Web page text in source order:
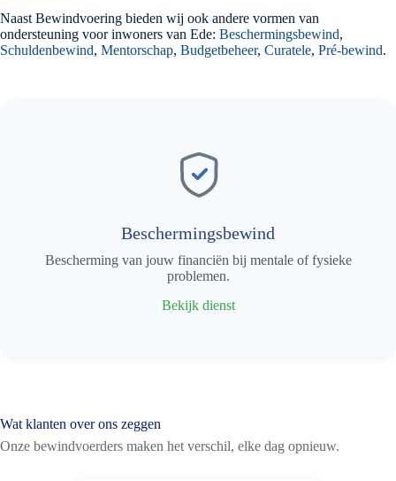
Naast Bewindvoering bieden wij ook andere vormen van
ondersteuning voor inwoners van Ede: Beschermingsbewind,
Schuldenbewind, Mentorschap, Budgetbeheer, Curatele, Pré-bewind.
Beschermingsbewind
Bescherming van jouw financiën bij mentale of fysieke
problemen.
Bekijk dienst
Wat klanten over ons zeggen
Onze bewindvoerders maken het verschil, elke dag opnieuw.